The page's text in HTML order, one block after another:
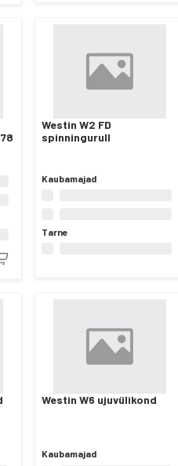
Westin W2 FD
spinningurull
Kaubamajad
Tarne
Westin W6 ujuvülikond
Kaubamajad